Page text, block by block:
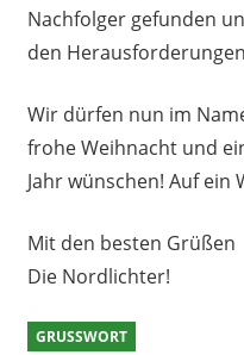
Nachfolger gefunden
den
Wir dürfen nun im
frohe Weihnacht und
Jahr wünschen! Auf ein
Mit den besten Grüßen
Die Nordlichter!
GRUSSWORT